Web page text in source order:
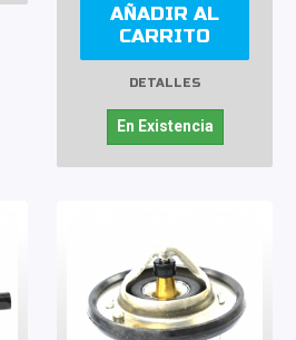
AÑADIR AL
CARRITO
DETALLES
En Existencia